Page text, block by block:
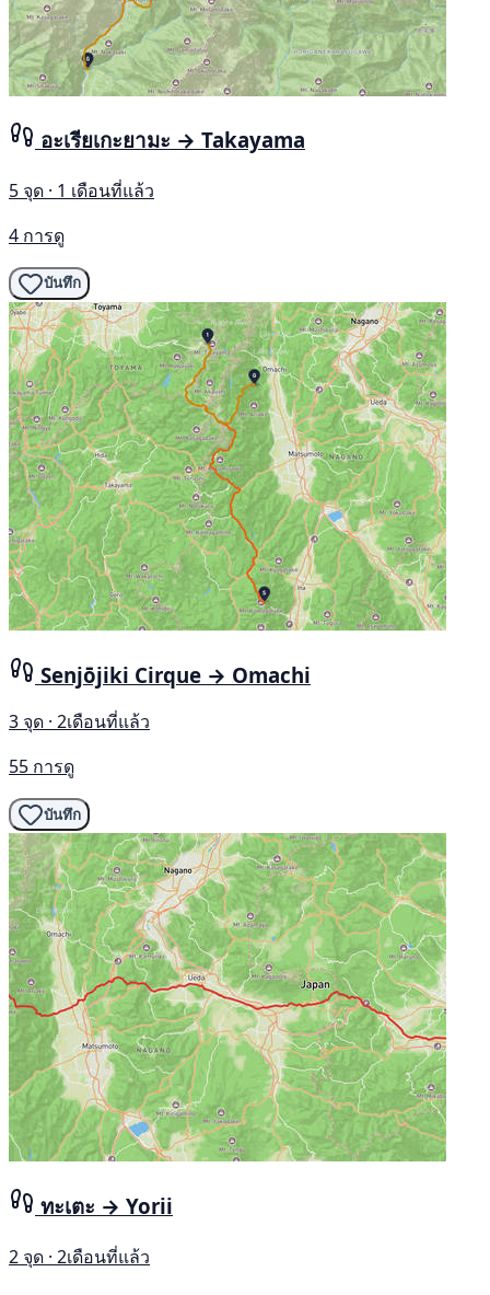
อะเรียเกะยามะ → Takayama
5 จุด · 1 เดือนที่แล้ว
4 การดู
บันทึก
Senjōjiki Cirque → Omachi
3 จุด · 2เดือนที่แล้ว
55 การดู
บันทึก
ทะเตะ → Yorii
2 จุด · 2เดือนที่แล้ว